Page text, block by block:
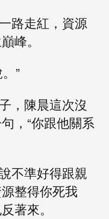
路走紅，資源
峰。
”
，陳晨這次沒
，“你跟他關系
不準好得跟親
整得你死我
著來。